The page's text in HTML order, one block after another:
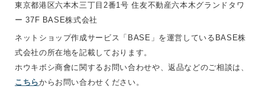
東京都港区六本木三丁目2番1号 住友不動産六本木グランドタワ
ー 37F BASE株式会社
ネットショップ作成サービス「BASE」を運営しているBASE株
式会社の所在地を記載しております。
ホウキボシ商會に関するお問い合わせや、返品などのご相談は、
こちらからお問い合わせください。